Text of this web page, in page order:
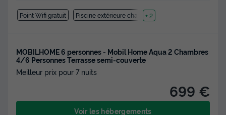
Point Wifi gratuit Piscine extérieure chauffée
+ 2
MOBILHOME 6 personnes - Mobil Home Aqua 2 Chambres
4/6 Personnes Terrasse semi-couverte
Meilleur prix pour 7 nuits
699 €
Voir les hébergements